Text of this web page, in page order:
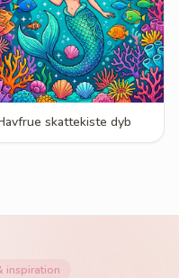
skattekiste dyb
inspiration